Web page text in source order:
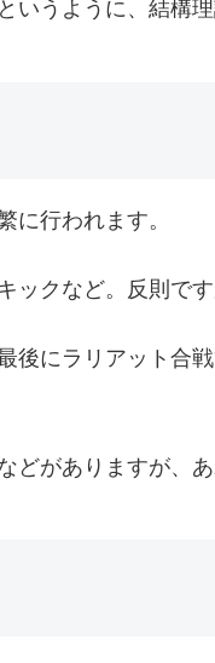
いうように、結構
に行われます。
ックなど。反則で
後にラリアット合
どがありますが、